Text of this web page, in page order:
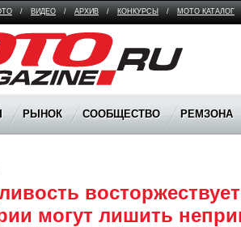
/ ВИДЕО / АРХИВ / КОНКУРСЫ / МОТО КАТАЛОГ
РЫНОК СООБЩЕСТВО РЕМЗОНА
могут лишить